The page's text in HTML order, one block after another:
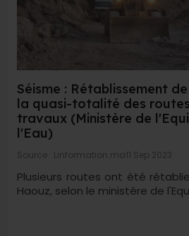
Séisme : Rétablissement
la quasi-totalité des
travaux (Ministère de
l'Eau)
Source : Linformation.ma11 Sep 2023
Plusieurs routes ont été
Haouz, selon le ministère de